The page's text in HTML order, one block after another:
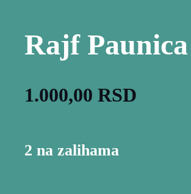
Rajf Paunica
1.000,00 RSD
2 na zalihama